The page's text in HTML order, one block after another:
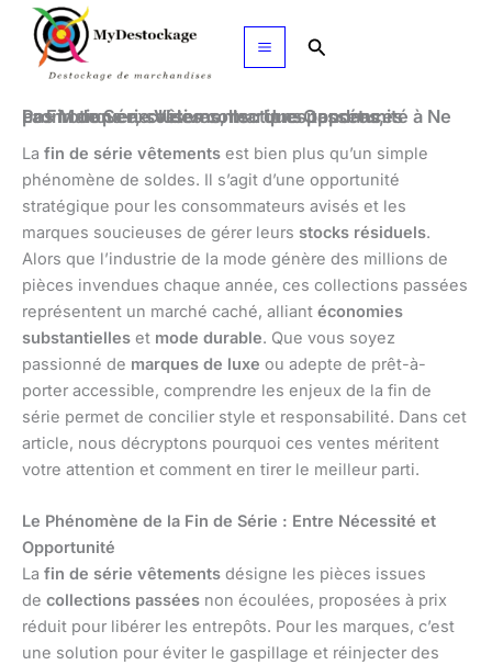
Aller
contenu
Rechercher
La Fin de Série Vêtements : Une Opportunité à Ne Pas Manquer, soldes collections passées, promotions exclusives, marques tendances
La fin de série vêtements est bien plus qu’un simple
phénomène de soldes. Il s’agit d’une opportunité
stratégique pour les consommateurs avisés et les
marques soucieuses de gérer leurs stocks résiduels.
Alors que l’industrie de la mode génère des millions de
pièces invendues chaque année, ces collections passées
représentent un marché caché, alliant économies
substantielles et mode durable. Que vous soyez
passionné de marques de luxe ou adepte de prêt-à-
porter accessible, comprendre les enjeux de la fin de
série permet de concilier style et responsabilité. Dans cet
article, nous décryptons pourquoi ces ventes méritent
votre attention et comment en tirer le meilleur parti.
Le Phénomène de la Fin de Série : Entre Nécessité et
Opportunité
La fin de série vêtements désigne les pièces issues
de collections passées non écoulées, proposées à prix
réduit pour libérer les entrepôts. Pour les marques, c’est
une solution pour éviter le gaspillage et réinjecter des